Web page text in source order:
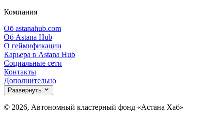
Компания
Об astanahub.com
Об Astana Hub
О геймификации
Карьера в Astana Hub
Социальные сети
Контакты
Дополнительно
Развернуть
© 2026, Автономный кластерный фонд «Астана Хаб»